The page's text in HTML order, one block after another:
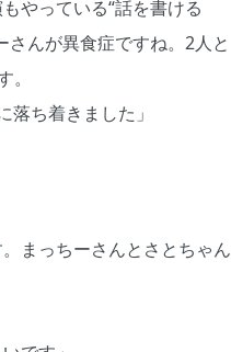
やっている“話を書ける
んが異食症ですね。2人と
ち着きました」
まっちーさんとさとちゃん